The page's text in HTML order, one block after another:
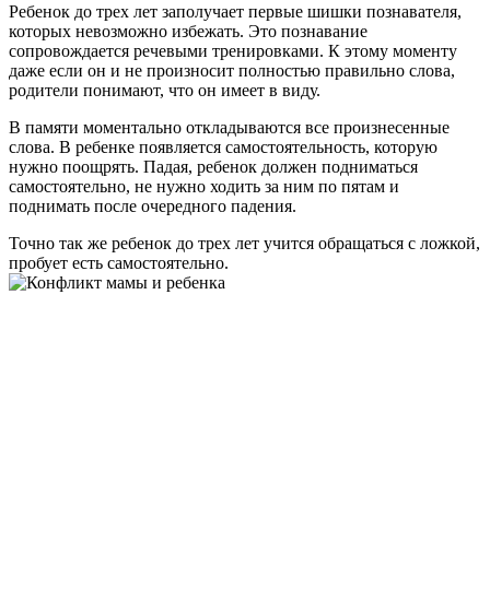
Ребенок до трех лет заполучает первые шишки познавателя,
которых невозможно избежать. Это познавание
сопровождается речевыми тренировками. К этому моменту
даже если он и не произносит полностью правильно слова,
родители понимают, что он имеет в виду.
В памяти моментально откладываются все произнесенные
слова. В ребенке появляется самостоятельность, которую
нужно поощрять. Падая, ребенок должен подниматься
самостоятельно, не нужно ходить за ним по пятам и
поднимать после очередного падения.
Точно так же ребенок до трех лет учится обращаться с ложкой,
пробует есть самостоятельно.